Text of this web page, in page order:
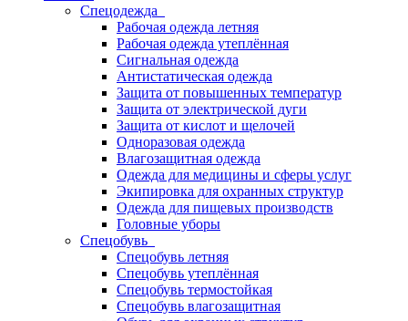
Спецодежда
Рабочая одежда летняя
Рабочая одежда утеплённая
Сигнальная одежда
Антистатическая одежда
Защита от повышенных температур
Защита от электрической дуги
Защита от кислот и щелочей
Одноразовая одежда
Влагозащитная одежда
Одежда для медицины и сферы услуг
Экипировка для охранных структур
Одежда для пищевых производств
Головные уборы
Спецобувь
Спецобувь летняя
Спецобувь утеплённая
Спецобувь термостойкая
Спецобувь влагозащитная